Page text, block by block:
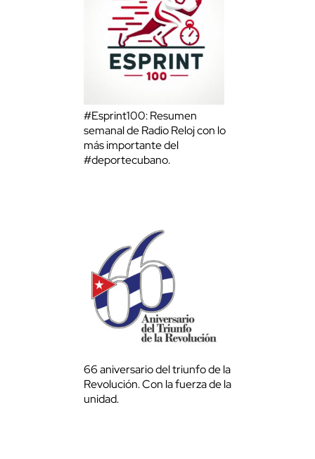
#Esprint100: Resumen
semanal de Radio Reloj con lo
más importante del
#deportecubano.
66 aniversario del triunfo de la
Revolución. Con la fuerza de la
unidad.